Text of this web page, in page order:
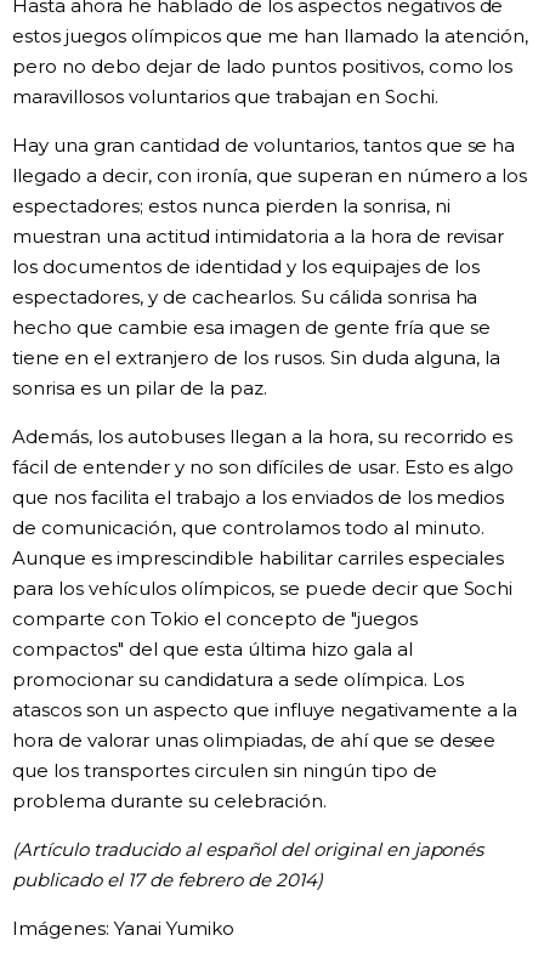
Hasta ahora he hablado de los aspectos negativos de
estos juegos olímpicos que me han llamado la atención,
pero no debo dejar de lado puntos positivos, como los
maravillosos voluntarios que trabajan en Sochi.
Hay una gran cantidad de voluntarios, tantos que se ha
llegado a decir, con ironía, que superan en número a los
espectadores; estos nunca pierden la sonrisa, ni
muestran una actitud intimidatoria a la hora de revisar
los documentos de identidad y los equipajes de los
espectadores, y de cachearlos. Su cálida sonrisa ha
hecho que cambie esa imagen de gente fría que se
tiene en el extranjero de los rusos. Sin duda alguna, la
sonrisa es un pilar de la paz.
Además, los autobuses llegan a la hora, su recorrido es
fácil de entender y no son difíciles de usar. Esto es algo
que nos facilita el trabajo a los enviados de los medios
de comunicación, que controlamos todo al minuto.
Aunque es imprescindible habilitar carriles especiales
para los vehículos olímpicos, se puede decir que Sochi
comparte con Tokio el concepto de "juegos
compactos" del que esta última hizo gala al
promocionar su candidatura a sede olímpica. Los
atascos son un aspecto que influye negativamente a la
hora de valorar unas olimpiadas, de ahí que se desee
que los transportes circulen sin ningún tipo de
problema durante su celebración.
(Artículo traducido al español del original en japonés
publicado el 17 de febrero de 2014)
Imágenes: Yanai Yumiko